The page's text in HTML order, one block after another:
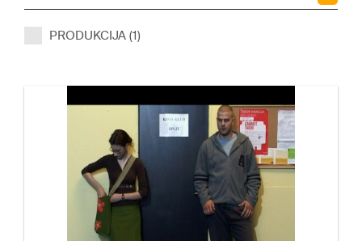
PRODUKCIJA (1)